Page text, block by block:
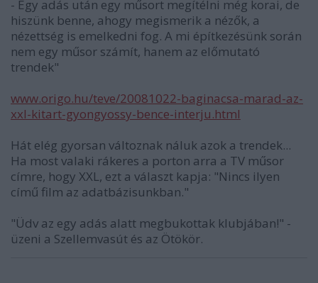
- Egy adás után egy műsort megítélni még korai, de
hiszünk benne, ahogy megismerik a nézők, a
nézettség is emelkedni fog. A mi építkezésünk során
nem egy műsor számít, hanem az előmutató
trendek"
www.origo.hu/teve/20081022-baginacsa-marad-az-
xxl-kitart-gyongyossy-bence-interju.html
Hát elég gyorsan változnak náluk azok a trendek...
Ha most valaki rákeres a porton arra a TV műsor
címre, hogy XXL, ezt a választ kapja: "Nincs ilyen
című film az adatbázisunkban."
"Üdv az egy adás alatt megbukottak klubjában!" -
üzeni a Szellemvasút és az Ötökör.